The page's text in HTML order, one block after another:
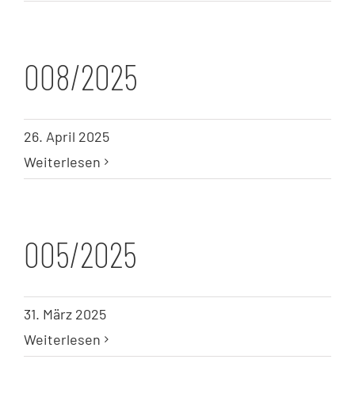
008/2025
26. April 2025
Weiterlesen
005/2025
31. März 2025
Weiterlesen